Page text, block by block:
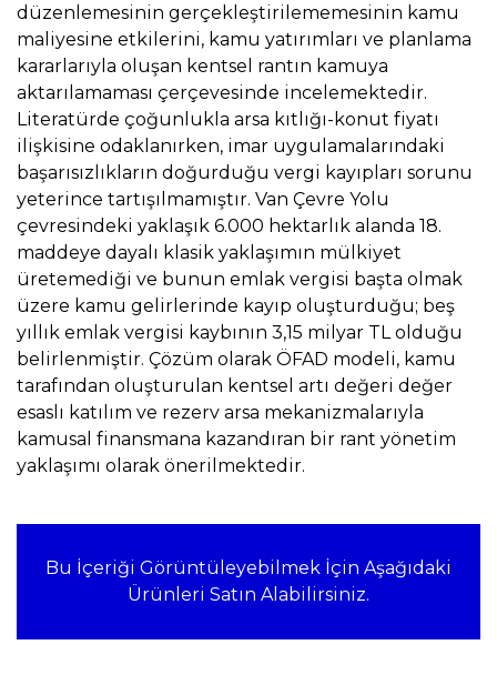
düzenlemesinin gerçekleştirilememesinin kamu
maliyesine etkilerini, kamu yatırımları ve planlama
kararlarıyla oluşan kentsel rantın kamuya
aktarılamaması çerçevesinde incelemektedir.
Literatürde çoğunlukla arsa kıtlığı-konut fiyatı
ilişkisine odaklanırken, imar uygulamalarındaki
başarısızlıkların doğurduğu vergi kayıpları sorunu
yeterince tartışılmamıştır. Van Çevre Yolu
çevresindeki yaklaşık 6.000 hektarlık alanda 18.
maddeye dayalı klasik yaklaşımın mülkiyet
üretemediği ve bunun emlak vergisi başta olmak
üzere kamu gelirlerinde kayıp oluşturduğu; beş
yıllık emlak vergisi kaybının 3,15 milyar TL olduğu
belirlenmiştir. Çözüm olarak ÖFAD modeli, kamu
tarafından oluşturulan kentsel artı değeri değer
esaslı katılım ve rezerv arsa mekanizmalarıyla
kamusal finansmana kazandıran bir rant yönetim
yaklaşımı olarak önerilmektedir.
Bu İçeriği Görüntüleyebilmek İçin Aşağıdaki
Ürünleri Satın Alabilirsiniz.